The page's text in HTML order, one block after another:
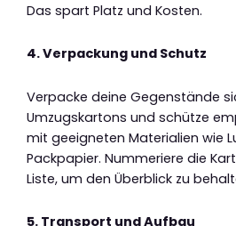
Das spart Platz und Kosten.
4. Verpackung und Schutz
Verpacke deine Gegenstände
Umzugskartons und schütze
mit geeigneten Materialien wie
Packpapier. Nummeriere die
Liste, um den Überblick zu
5. Transport und Aufbau